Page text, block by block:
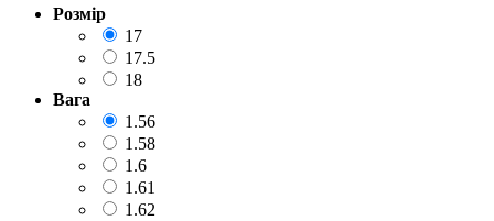
Розмір
17
17.5
18
Вага
1.56
1.58
1.6
1.61
1.62